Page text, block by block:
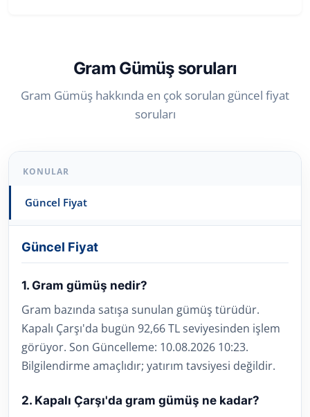
Gram Gümüş soruları
Gram Gümüş hakkında en çok sorulan güncel fiyat
soruları
KONULAR
Güncel Fiyat
Güncel Fiyat
1. Gram gümüş nedir?
Gram bazında satışa sunulan gümüş türüdür.
Kapalı Çarşı'da bugün 92,66 TL seviyesinden işlem
görüyor. Son Güncelleme: 10.08.2026 10:23.
Bilgilendirme amaçlıdır; yatırım tavsiyesi değildir.
2. Kapalı Çarşı'da gram gümüş ne kadar?